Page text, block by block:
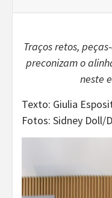
Traços retos,
preconizam o
neste
Texto: Giulia
Fotos: Sidney Doll/